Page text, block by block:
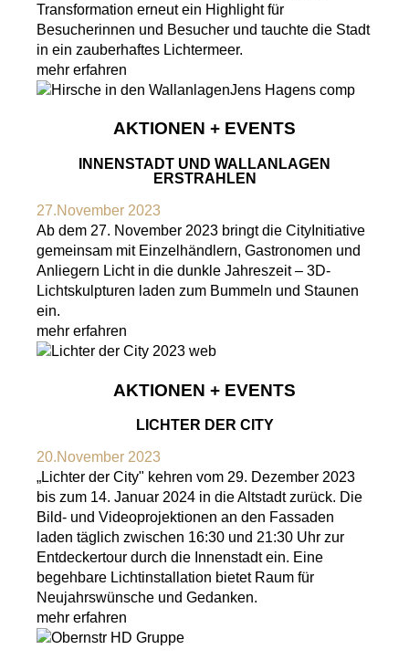
Transformation erneut ein Highlight für
Besucherinnen und Besucher und tauchte die Stadt
in ein zauberhaftes Lichtermeer.
mehr erfahren
AKTIONEN + EVENTS
INNENSTADT UND WALLANLAGEN
ERSTRAHLEN
27.November 2023
Ab dem 27. November 2023 bringt die CityInitiative
gemeinsam mit Einzelhändlern, Gastronomen und
Anliegern Licht in die dunkle Jahreszeit – 3D-
Lichtskulpturen laden zum Bummeln und Staunen
ein.
mehr erfahren
AKTIONEN + EVENTS
LICHTER DER CITY
20.November 2023
„Lichter der City" kehren vom 29. Dezember 2023
bis zum 14. Januar 2024 in die Altstadt zurück. Die
Bild- und Videoprojektionen an den Fassaden
laden täglich zwischen 16:30 und 21:30 Uhr zur
Entdeckertour durch die Innenstadt ein. Eine
begehbare Lichtinstallation bietet Raum für
Neujahrswünsche und Gedanken.
mehr erfahren